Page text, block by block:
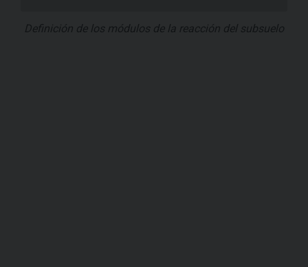
Definición de los módulos de la reacción del subsuelo